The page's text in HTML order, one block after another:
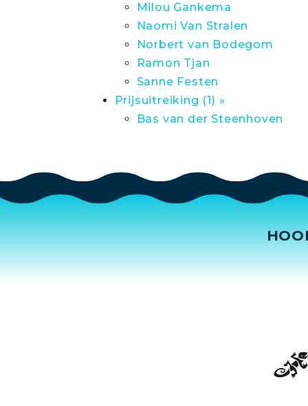
Milou Gankema
Naomi Van Stralen
Norbert van Bodegom
Ramon Tjan
Sanne Festen
Prijsuitreiking (1) »
Bas van der Steenhoven